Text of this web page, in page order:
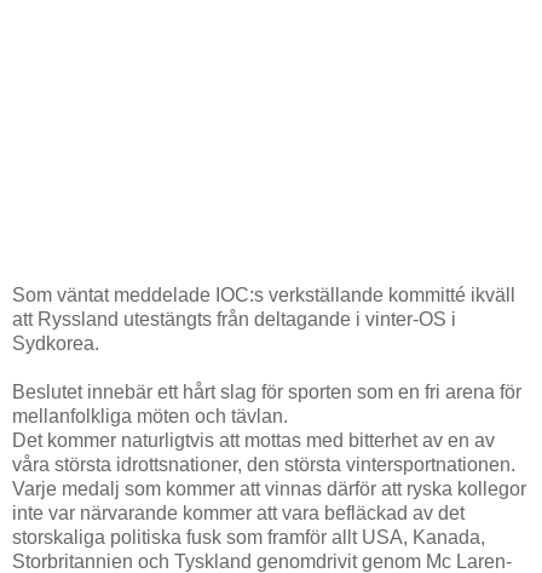
Som väntat meddelade IOC:s verkställande kommitté ikväll
att Ryssland utestängts från deltagande i vinter-OS i
Sydkorea.
Beslutet innebär ett hårt slag för sporten som en fri arena för
mellanfolkliga möten och tävlan.
Det kommer naturligtvis att mottas med bitterhet av en av
våra största idrottsnationer, den största vintersportnationen.
Varje medalj som kommer att vinnas därför att ryska kollegor
inte var närvarande kommer att vara befläckad av det
storskaliga politiska fusk som framför allt USA, Kanada,
Storbritannien och Tyskland genomdrivit genom Mc Laren-